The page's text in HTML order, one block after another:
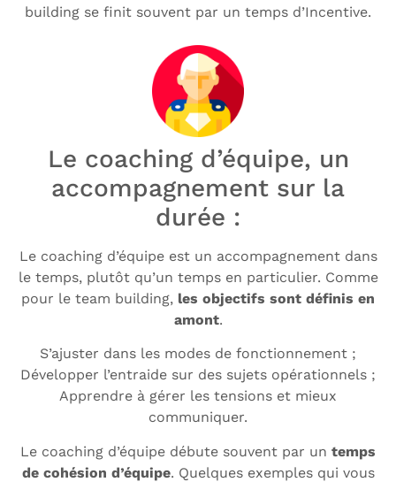
building se finit souvent par un temps d’Incentive.
Le coaching d’équipe, un
accompagnement sur la
durée :
Le coaching d’équipe est un accompagnement dans
le temps, plutôt qu’un temps en particulier. Comme
pour le team building, les objectifs sont définis en
amont.
S’ajuster dans les modes de fonctionnement ;
Développer l’entraide sur des sujets opérationnels ;
Apprendre à gérer les tensions et mieux
communiquer.
Le coaching d’équipe débute souvent par un temps
de cohésion d’équipe. Quelques exemples qui vous